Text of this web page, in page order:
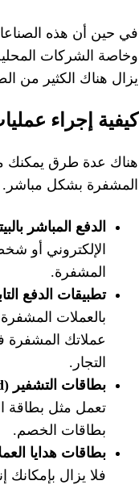
في حين أن هذه
وخاصة الشركات
يزال هناك الكثير من
كيفية إجراء
هناك عدة طرق يمكنك
المشفرة بشكل
الدفع المباشر
الإلكتروني أو
المشفرة.
تطبيقات الدفع
بالعملات
عملاتك المشفرة
التجار.
بطاقات التشفير (Crypto card)
تعمل مثل بطاقة
بطاقات الخصم.
بطاقات هدايا
فلا يزال